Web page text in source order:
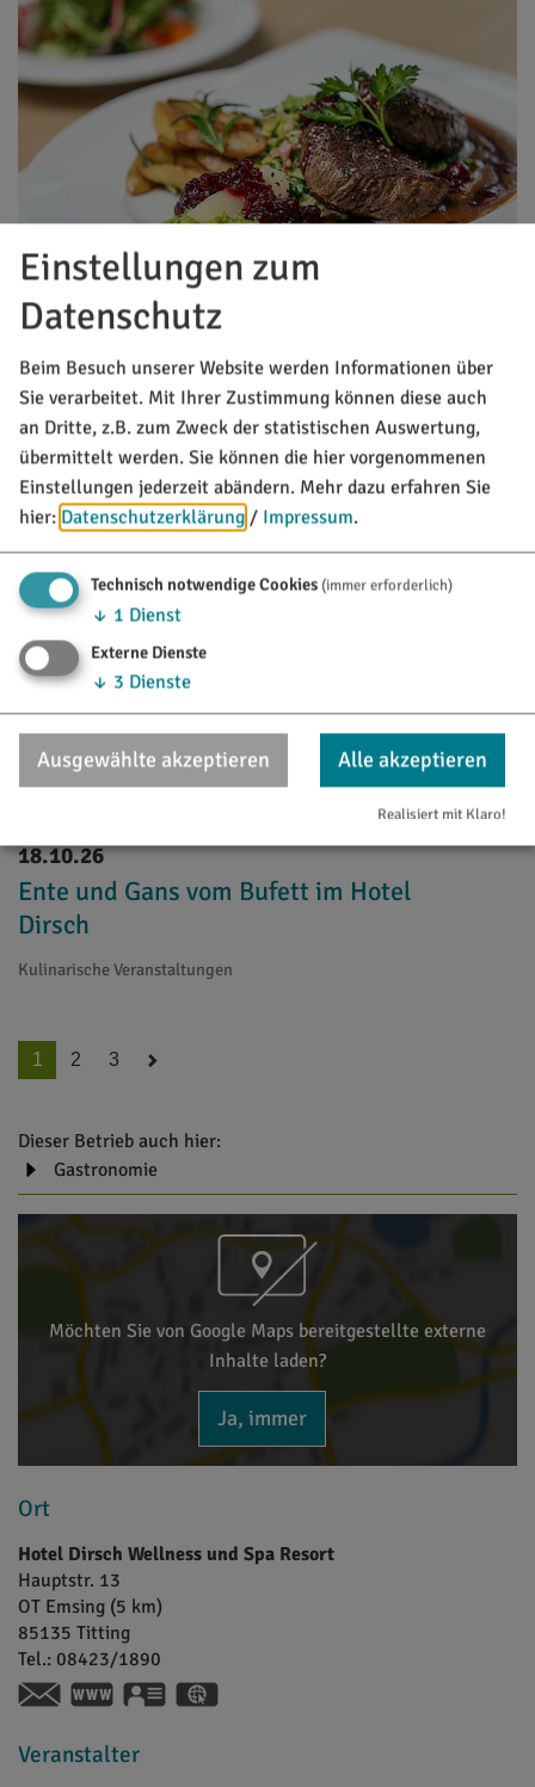
12. - 25.10.26
Wildwochen im Hotel Dirsch
Kulinarische Veranstaltungen
18.10.26
Ente und Gans vom Bufett im Hotel
Dirsch
Kulinarische Veranstaltungen
1 2 3
Dieser Betrieb auch hier:
Gastronomie
Möchten Sie von Google Maps bereitgestellte externe
Inhalte laden?
Ja, immer
Ort
Hotel Dirsch Wellness und Spa Resort
Hauptstr. 13
OT Emsing (5 km)
85135 Titting
Tel.: 08423/1890
https://hotel-dirsch.de
vCard
Veranstalter
Einstellungen zum
Datenschutz
Beim Besuch unserer Website werden Informationen über
Sie verarbeitet. Mit Ihrer Zustimmung können diese auch
an Dritte, z.B. zum Zweck der statistischen Auswertung,
übermittelt werden. Sie können die hier vorgenommenen
Einstellungen jederzeit abändern. Mehr dazu erfahren Sie
hier: Datenschutzerklärung / Impressum.
Technisch notwendige Cookies(immer erforderlich)
↓ 1 Dienst
Externe Dienste
↓ 3 Dienste
Ausgewählte akzeptieren Alle akzeptieren
Realisiert mit Klaro!